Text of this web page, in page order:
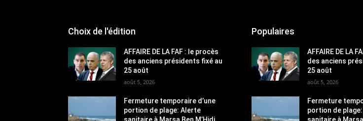
Choix de l'édition
AFFAIRE DE LA FAF : le procès
des anciens présidents fixé au
25 août
août 5, 2026
Fermeture temporaire d’une
portion de plage: Alerte
sanitaire à Marsa Ben M’Hidi
Populaires
AFFAIRE DE LA
des anciens
25 août
août 5, 2026
Fermeture
portion de
sanitaire à Marsa